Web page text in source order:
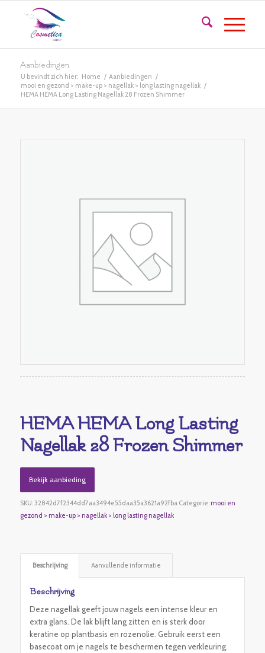
Aanbiedingen
U bevindt zich hier: Home / Aanbiedingen /
mooi en gezond > make-up > nagellak > long lasting nagellak /
HEMA HEMA Long Lasting Nagellak 28 Frozen Shimmer
HEMA HEMA Long Lasting
Nagellak 28 Frozen Shimmer
Bekijk aanbieding
SKU: 32842d7f2344dd7aa3494e55daa35a3621a92fba Categorie: mooi en
gezond > make-up > nagellak > long lasting nagellak
Beschrijving Aanvullende informatie
Beschrijving
Deze nagellak geeft jouw nagels een intense kleur en
extra glans. De lak blijft lang zitten en is sterk door
keratine op plantbasis en rozenolie. Gebruik eerst een
basecoat om je nagels te beschermen tegen verkleuring.